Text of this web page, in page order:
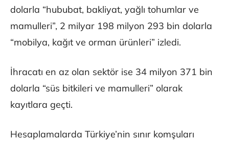
dolarla “hububat, bakliyat, yağlı tohumlar ve
mamulleri”, 2 milyar 198 milyon 293 bin dolarla
“mobilya, kağıt ve orman ürünleri” izledi.
İhracatı en az olan sektör ise 34 milyon 371 bin
dolarla “süs bitkileri ve mamulleri” olarak
kayıtlara geçti.
Hesaplamalarda Türkiye’nin sınır komşuları